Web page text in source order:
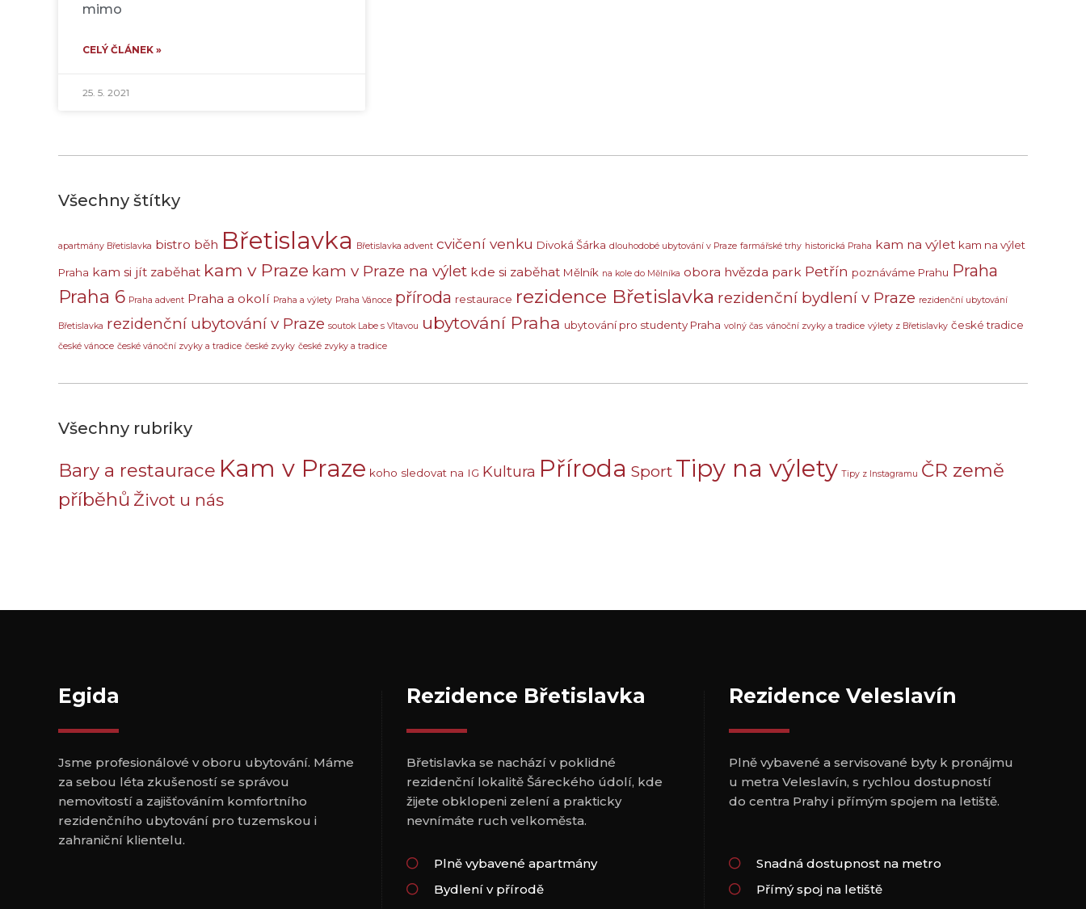
mimo
CELÝ ČLÁNEK »
25. 5. 2021
Všechny štítky
apartmány Břetislavka bistro běh Břetislavka Břetislavka advent cvičení venku Divoká Šárka dlouhodobé ubytování v Praze farmářské trhy historická Praha kam na výlet kam na výlet
Praha kam si jít zaběhat kam v Praze kam v Praze na výlet kde si zaběhat Mělník na kole do Mělníka obora hvězda park Petřín poznáváme Prahu Praha
Praha 6 Praha advent Praha a okolí Praha a výlety Praha Vánoce příroda restaurace rezidence Břetislavka rezidenční bydlení v Praze rezidenční ubytování
Břetislavka rezidenční ubytování v Praze soutok Labe s Vltavou ubytování Praha ubytování pro studenty Praha volný čas vánoční zvyky a tradice výlety z Břetislavky české tradice
české vánoce české vánoční zvyky a tradice české zvyky české zvyky a tradice
Všechny rubriky
Bary a restaurace Kam v Praze koho sledovat na IG Kultura Příroda Sport Tipy na výlety Tipy z Instagramu ČR země
příběhů Život u nás
Egida
Jsme profesionálové v oboru ubytování. Máme
za sebou léta zkušeností se správou
nemovitostí a zajišťováním komfortního
rezidenčního ubytování pro tuzemskou i
zahraniční klientelu.
Rezidence Břetislavka
Břetislavka se nachází v poklidné
rezidenční lokalitě Šáreckého údolí, kde
žijete obklopeni zelení a prakticky
nevnímáte ruch velkoměsta.
Plně vybavené apartmány
Bydlení v přírodě
Rezidence Veleslavín
Plně vybavené a servisované byty k pronájmu
u metra Veleslavín, s rychlou dostupností
do centra Prahy i přímým spojem na letiště.
Snadná dostupnost na metro
Přímý spoj na letiště